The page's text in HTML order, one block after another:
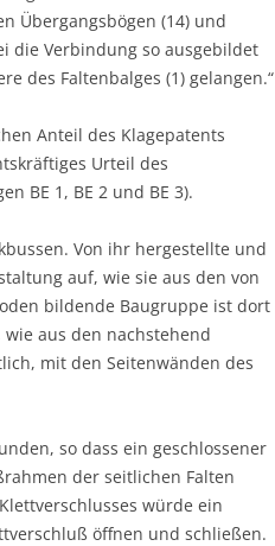
Übergangsbögen (14) und
die Verbindung so ausgebildet
des Faltenbalges (1) gelangen.“
Anteil des Klagepatents
Urteil des
BE 1, BE 2 und BE 3).
Von ihr hergestellte und
auf, wie sie aus den von
bildende Baugruppe ist dort
aus den nachstehend
mit den Seitenwänden des
so dass ein geschlossener
der seitlichen Falten
würde ein
öffnen und schließen.